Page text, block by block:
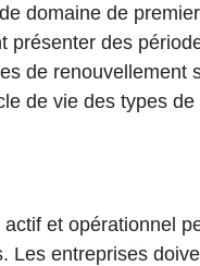
domaine de
présenter des
de renouvellement
de vie des types
et opérationnel
Les entreprises